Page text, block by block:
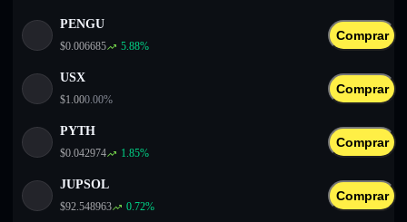
PENGU
$0.006685 5.88%
Comprar
USX
$1.000.00%
Comprar
PYTH
$0.042974 1.85%
Comprar
JUPSOL
$92.548963 0.72%
Comprar